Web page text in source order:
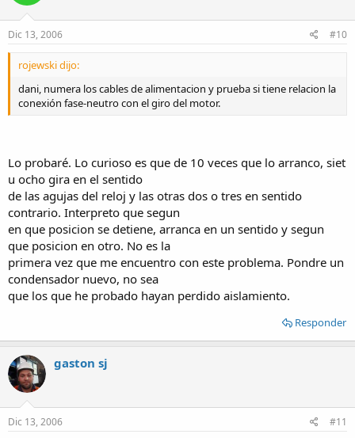
Dic 13, 2006 #10
rojewski dijo:
dani, numera los cables de alimentacion y prueba si tiene relacion la
conexión fase-neutro con el giro del motor.
Lo probaré. Lo curioso es que de 10 veces que lo arranco, siet
u ocho gira en el sentido
de las agujas del reloj y las otras dos o tres en sentido
contrario. Interpreto que segun
en que posicion se detiene, arranca en un sentido y segun
que posicion en otro. No es la
primera vez que me encuentro con este problema. Pondre un
condensador nuevo, no sea
que los que he probado hayan perdido aislamiento.
Responder
gaston sj
Dic 13, 2006 #11